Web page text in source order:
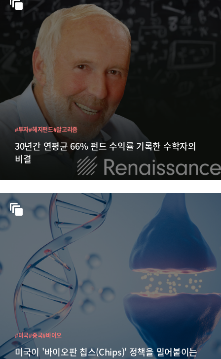
30년간 연평균 66% 펀드 수익률 기록한 수학자의
비결
#투자#헤지펀드#알고리즘
미국이 '바이오판 칩스(Chips)' 정책을 밀어붙이는
#미국#중국#바이오